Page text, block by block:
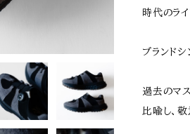
時代のラ
ブランド
過去のマ
比喩し、